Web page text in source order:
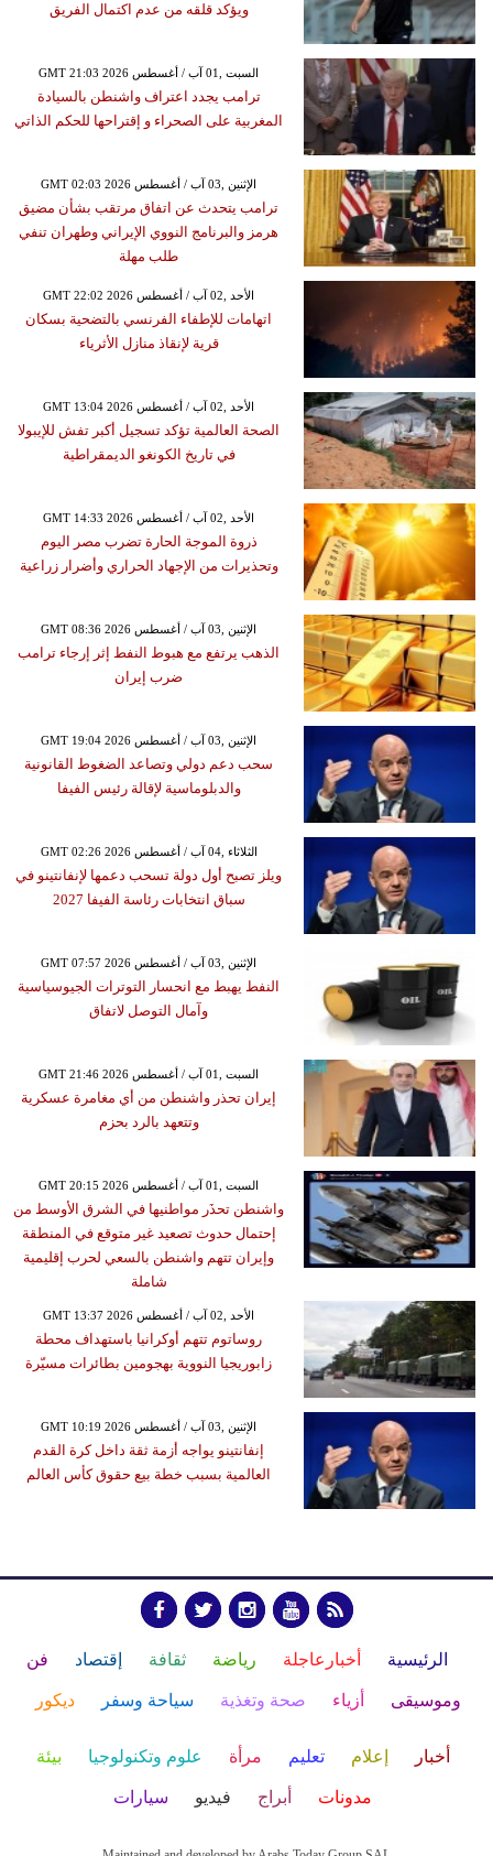
ويؤكد قلقه من عدم اكتمال الفريق
GMT 21:03 2026 السبت ,01 آب / أغسطس
ترامب يجدد اعتراف واشنطن بالسيادة
المغربية على الصحراء و إقتراحها للحكم الذاتي
GMT 02:03 2026 الإثنين ,03 آب / أغسطس
ترامب يتحدث عن اتفاق مرتقب بشأن مضيق
هرمز والبرنامج النووي الإيراني وطهران تنفي
طلب مهلة
GMT 22:02 2026 الأحد ,02 آب / أغسطس
اتهامات للإطفاء الفرنسي بالتضحية بسكان
قرية لإنقاذ منازل الأثرياء
GMT 13:04 2026 الأحد ,02 آب / أغسطس
الصحة العالمية تؤكد تسجيل أكبر تفش للإيبولا
في تاريخ الكونغو الديمقراطية
GMT 14:33 2026 الأحد ,02 آب / أغسطس
ذروة الموجة الحارة تضرب مصر اليوم
وتحذيرات من الإجهاد الحراري وأضرار زراعية
GMT 08:36 2026 الإثنين ,03 آب / أغسطس
الذهب يرتفع مع هبوط النفط إثر إرجاء ترامب
ضرب إيران
GMT 19:04 2026 الإثنين ,03 آب / أغسطس
سحب دعم دولي وتصاعد الضغوط القانونية
والدبلوماسية لإقالة رئيس الفيفا
GMT 02:26 2026 الثلاثاء ,04 آب / أغسطس
ويلز تصبح أول دولة تسحب دعمها لإنفانتينو في
سباق انتخابات رئاسة الفيفا 2027
GMT 07:57 2026 الإثنين ,03 آب / أغسطس
النفط يهبط مع انحسار التوترات الجيوسياسية
وآمال التوصل لاتفاق
GMT 21:46 2026 السبت ,01 آب / أغسطس
إيران تحذر واشنطن من أي مغامرة عسكرية
وتتعهد بالرد بحزم
GMT 20:15 2026 السبت ,01 آب / أغسطس
واشنطن تحذَر مواطنيها في الشرق الأوسط من
إحتمال حدوث تصعيد غير متوقع في المنطقة
وإيران تتهم واشنطن بالسعي لحرب إقليمية
شاملة
GMT 13:37 2026 الأحد ,02 آب / أغسطس
روساتوم تتهم أوكرانيا باستهداف محطة
زابوريجيا النووية بهجومين بطائرات مسيّرة
GMT 10:19 2026 الإثنين ,03 آب / أغسطس
إنفانتينو يواجه أزمة ثقة داخل كرة القدم
العالمية بسبب خطة بيع حقوق كأس العالم
الرئيسية أخبارعاجلة رياضة ثقافة إقتصاد فن
وموسيقى أزياء صحة وتغذية سياحة وسفر ديكور
أخبار إعلام تعليم مرأة علوم وتكنولوجيا بيئة
مدونات أبراج فيديو سيارات